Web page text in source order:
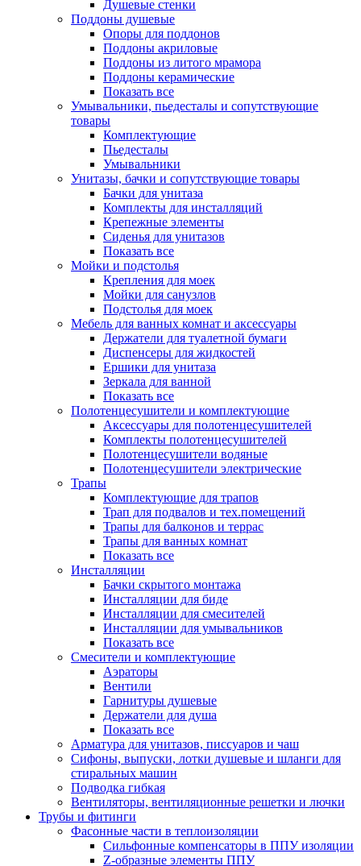
Душевые стенки
Поддоны душевые
Опоры для поддонов
Поддоны акриловые
Поддоны из литого мрамора
Поддоны керамические
Показать все
Умывальники, пьедесталы и сопутствующие
товары
Комплектующие
Пьедесталы
Умывальники
Унитазы, бачки и сопутствующие товары
Бачки для унитаза
Комплекты для инсталляций
Крепежные элементы
Сиденья для унитазов
Показать все
Мойки и подстолья
Крепления для моек
Мойки для санузлов
Подстолья для моек
Мебель для ванных комнат и аксессуары
Держатели для туалетной бумаги
Диспенсеры для жидкостей
Ершики для унитаза
Зеркала для ванной
Показать все
Полотенцесушители и комплектующие
Аксессуары для полотенцесушителей
Комплекты полотенцесушителей
Полотенцесушители водяные
Полотенцесушители электрические
Трапы
Комплектующие для трапов
Трап для подвалов и тех.помещений
Трапы для балконов и террас
Трапы для ванных комнат
Показать все
Инсталляции
Бачки скрытого монтажа
Инсталляции для биде
Инсталляции для смесителей
Инсталляции для умывальников
Показать все
Смесители и комплектующие
Аэраторы
Вентили
Гарнитуры душевые
Держатели для душа
Показать все
Арматура для унитазов, писсуаров и чаш
Сифоны, выпуски, лотки душевые и шланги для
стиральных машин
Подводка гибкая
Вентиляторы, вентиляционные решетки и лючки
Трубы и фитинги
Фасонные части в теплоизоляции
Cильфонные компенсаторы в ППУ изоляции
Z-образные элементы ППУ